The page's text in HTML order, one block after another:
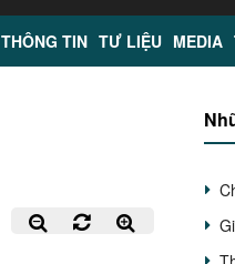
THÔNG TIN TƯ LIỆU MEDIA